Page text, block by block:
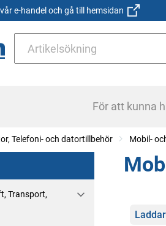
e-handel och gå till hemsidan
För att kunna
Telefoni- och datortillbehör Mobil-
Transport,